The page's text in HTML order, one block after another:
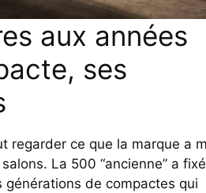
aux années
ses
regarder ce que la marque a
La 500 “ancienne” a fixé
de compactes qui